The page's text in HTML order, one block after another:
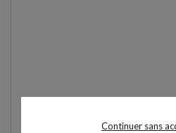
Continuer sans